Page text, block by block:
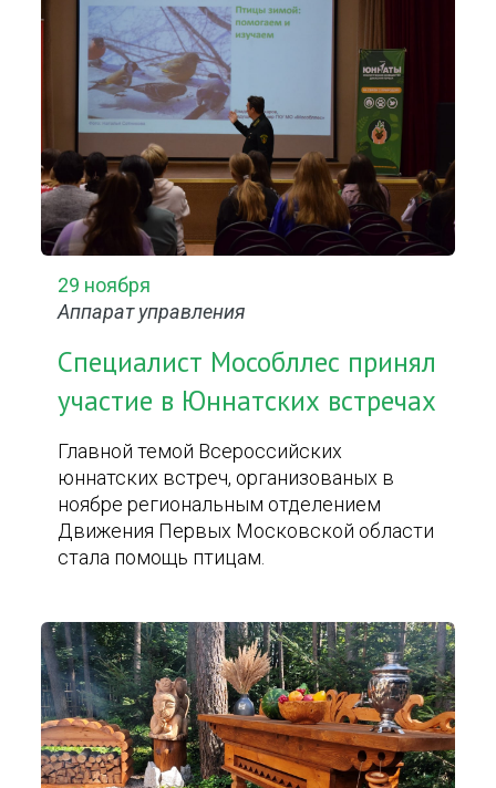
29 ноября
Аппарат управления
Специалист Мособллес принял
участие в Юннатских встречах
Главной темой Всероссийских
юннатских встреч, организованых в
ноябре региональным отделением
Движения Первых Московской области
стала помощь птицам.